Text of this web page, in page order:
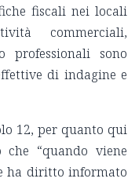
fiscali nei locali
commerciali,
professionali sono
di indagine e
12, per quanto qui
che “quando viene
ha diritto informato